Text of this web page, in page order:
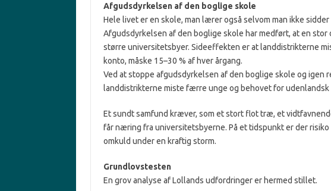
Afgudsdyrkelsen af den boglige skole
Hele livet er en skole, man lærer også selvom man ikke
Afgudsdyrkelsen af den boglige skole har medført, at en
større universitetsbyer. Sideeffekten er at landdistrikterne
konto, måske 15–30 % af hver årgang.
Ved at stoppe afgudsdyrkelsen af den boglige skole og igen
landdistrikterne miste færre unge og behovet for
Et sundt samfund kræver, som et stort flot træ, et
får næring fra universitetsbyerne. På et tidspunkt er der
omkuld under en kraftig storm.
Grundlovstesten
En grov analyse af Lollands udfordringer er hermed stillet.